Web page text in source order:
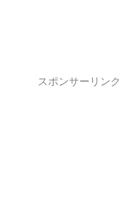
スポンサーリンク